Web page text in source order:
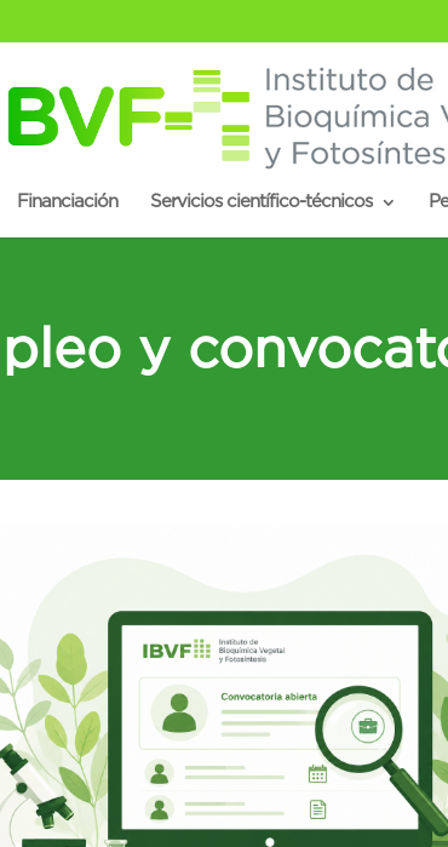
Financiación Servicios científico-técnicos
y